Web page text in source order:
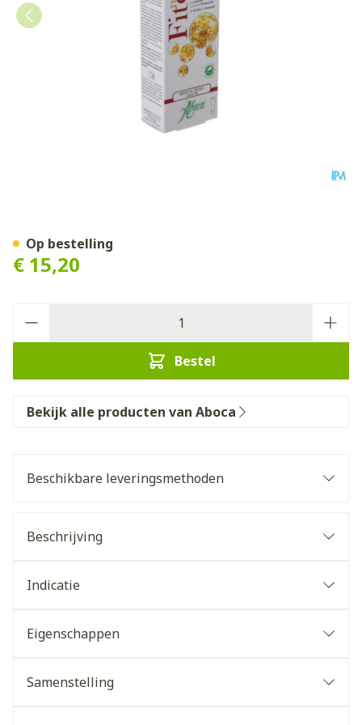
€ 15,20
Bestel
Op bestelling
Bekijk alle producten van Aboca
Beschikbare leveringsmethoden
Beschrijving
Indicatie
Eigenschappen
Samenstelling